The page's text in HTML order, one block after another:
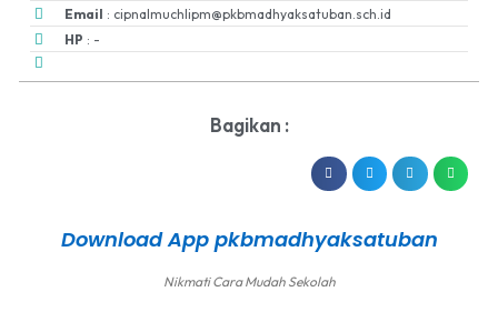
Email : cipnalmuchlipm@pkbmadhyaksatuban.sch.id
HP : -
Bagikan :
Download App pkbmadhyaksatuban
Nikmati Cara Mudah Sekolah